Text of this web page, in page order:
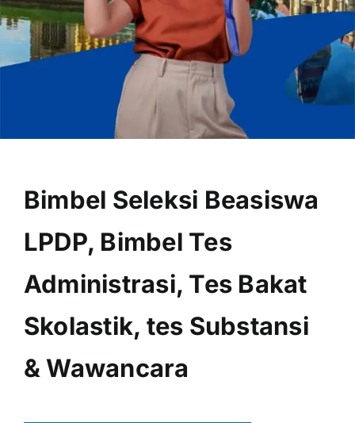
OUR PROGRAM
REGISTRATION
CONTACT US
Bimbel Seleksi Beasiswa
LPDP, Bimbel Tes
Administrasi, Tes Bakat
Skolastik, tes Substansi
& Wawancara